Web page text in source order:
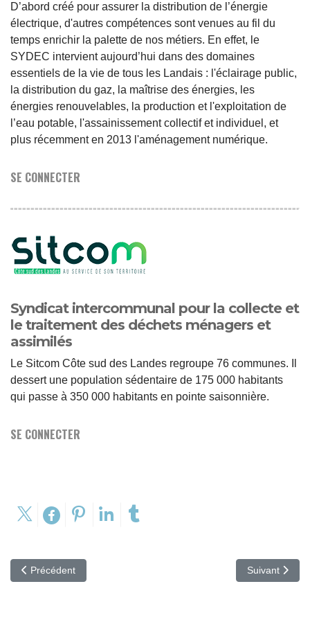
D’abord créé pour assurer la distribution de l’énergie
électrique, d'autres compétences sont venues au fil du
temps enrichir la palette de nos métiers. En effet, le
SYDEC intervient aujourd’hui dans des domaines
essentiels de la vie de tous les Landais : l'éclairage public,
la distribution du gaz, la maîtrise des énergies, les
énergies renouvelables, la production et l'exploitation de
l’eau potable, l'assainissement collectif et individuel, et
plus récemment en 2013 l'aménagement numérique.
SE CONNECTER
Syndicat intercommunal pour la collecte et
le traitement des déchets ménagers et
assimilés
Le Sitcom Côte sud des Landes regroupe 76 communes. Il
dessert une population sédentaire de 175 000 habitants
qui passe à 350 000 habitants en pointe saisonnière.
SE CONNECTER
Article précédent : service déchets verts
Précédent Article
Suivant